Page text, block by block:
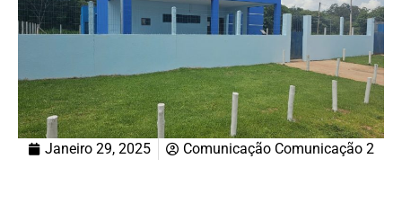
Janeiro 29, 2025 Comunicação Comunicação 2